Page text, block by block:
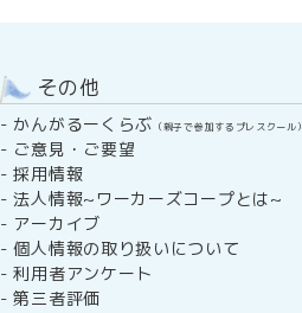
その他
- かんがるーくらぶ （親子で参加するプレスクール）
- ご意見・ご要望
-採用情報
-法人情報~ワーカーズコープとは~
- アーカイブ
-個人情報の取り扱いについて
-利用者アンケート
-第三者評価